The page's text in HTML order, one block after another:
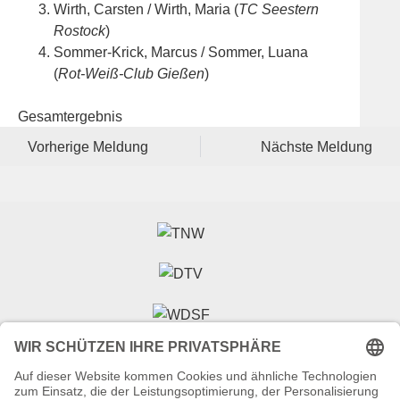
Wirth, Carsten / Wirth, Maria (TC Seestern
Rostock)
Sommer-Krick, Marcus / Sommer, Luana
(Rot-Weiß-Club Gießen)
Gesamtergebnis
Vorherige Meldung
Nächste Meldung
Tanzsportverband Nordrhein-Westfalen e.V.